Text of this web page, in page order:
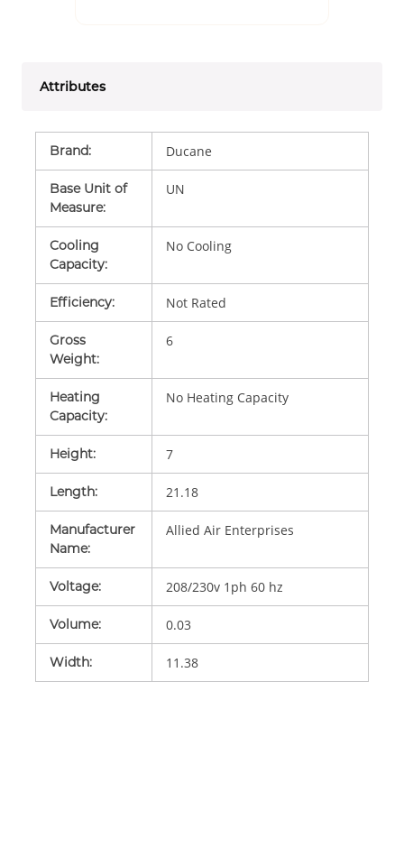
Attributes
Brand: Ducane
Base Unit of
Measure:
UN
Cooling
Capacity:
No Cooling
Efficiency: Not Rated
Gross
Weight:
6
Heating
Capacity:
No Heating Capacity
Height: 7
Length: 21.18
Manufacturer
Name:
Allied Air Enterprises
Voltage: 208/230v 1ph 60 hz
Volume: 0.03
Width: 11.38